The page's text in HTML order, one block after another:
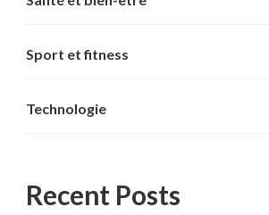
Sport et fitness
Technologie
Recent Posts